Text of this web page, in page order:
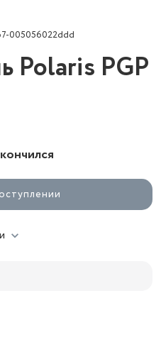
005056022ddd
Polaris PGP